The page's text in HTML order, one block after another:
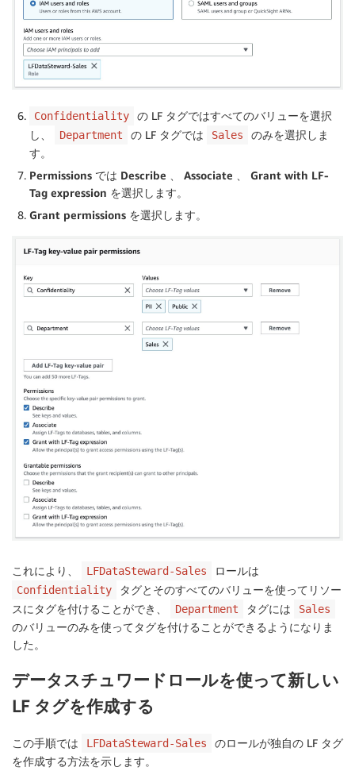
Confidentiality
の LF タグではすべてのバリューを選択
し、
Department の LF タグでは Sales
のみを選択しま
す。
Permissions では Describe Associate
Grant with LF-
Tag expression を選択します。
Grant permissions を選択します。
これにより、 LFDataSteward-Sales ロールは
Confidentiality
タグとそのすべてのバリューを使ってリソー
スにタグを付けることができ、
Department タグには Sales
のバリューのみを使ってタグを付けることができるようになりま
した。
データスチュワードロールを使って新しい
LF タグを作成する
この手順では LFDataSteward-Sales
のロールが独自の LF タグ
を作成する方法を示します。